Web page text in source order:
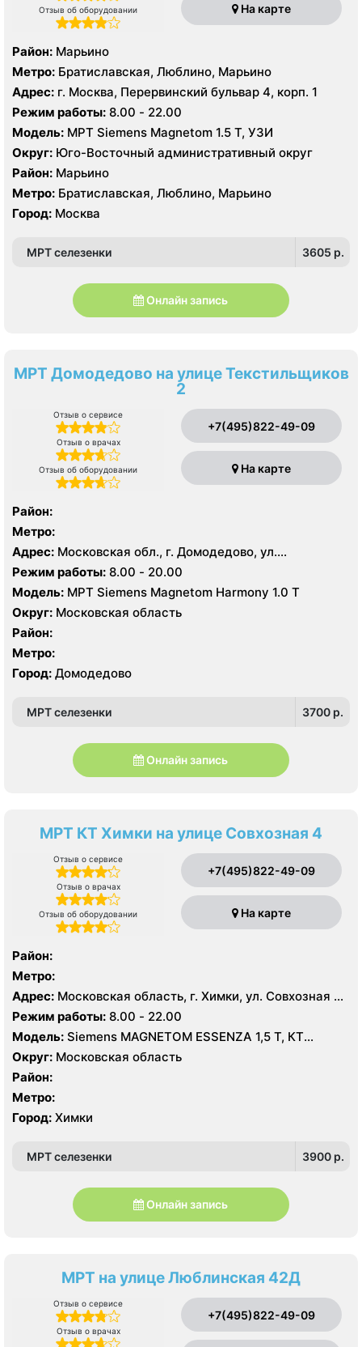
Отзыв об оборудовании На карте
Район: Марьино
Метро: Братиславская, Люблино, Марьино
Адрес: г. Москва, Перервинский бульвар 4, корп. 1
Режим работы: 8.00 - 22.00
Модель: МРТ Siemens Magnetom 1.5 Т, УЗИ
Округ: Юго-Восточный административный округ
Район: Марьино
Метро: Братиславская, Люблино, Марьино
Город: Москва
МРТ селезенки 3605 p.
Онлайн запись
МРТ Домодедово на улице Текстильщиков
2
Отзыв о сервисе
Отзыв о врачах
Отзыв об оборудовании
+7(495)822-49-09
На карте
Район:
Метро:
Адрес: Московская обл., г. Домодедово, ул.
Текстильщиков д 2
Режим работы: 8.00 - 20.00
Модель: МРТ Siemens Magnetom Harmony 1.0 Т
Округ: Московская область
Район:
Метро:
Город: Домодедово
МРТ селезенки 3700 p.
Онлайн запись
МРТ КТ Химки на улице Совхозная 4
Отзыв о сервисе
Отзыв о врачах
Отзыв об оборудовании
+7(495)822-49-09
На карте
Район:
Метро:
Адрес: Московская область, г. Химки, ул. Совхозная 4,
стр 1
Режим работы: 8.00 - 22.00
Модель: Siemens MAGNETOM ESSENZA 1,5 Т, КТ
Siemens Healthineers 64 среза, УЗИ
Округ: Московская область
Район:
Метро:
Город: Химки
МРТ селезенки 3900 p.
Онлайн запись
МРТ на улице Люблинская 42Д
Отзыв о сервисе
Отзыв о врачах
+7(495)822-49-09